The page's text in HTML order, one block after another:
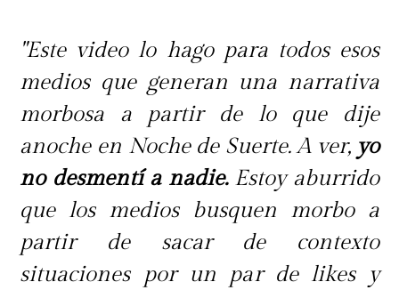
"Hacía tiempo que ella se sentía mal
y yo le había aconsejado que viera
médico y no lo hizo en su debido
momento, sino que cuando ya
estaba bien crítica la situación",
sostuvo.
Durante el programa también habló
"Este video lo hago para todos esos
medios que generan una narrativa
morbosa a partir de lo que dije
anoche en Noche de Suerte. A ver, yo
no desmentí a nadie.Estoy aburrido
que los medios busquen morbo a
partir de sacar de contexto
situaciones por un par de likes y